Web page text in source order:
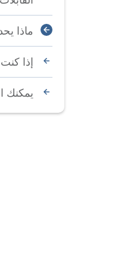
ماذا
إذا
يمكنك